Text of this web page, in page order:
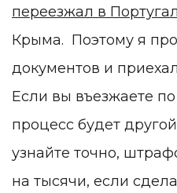
переезжал в
Крыма. Поэтому я
документов и
Если вы въезжаете
процесс будет
узнайте точно,
на тысячи, если